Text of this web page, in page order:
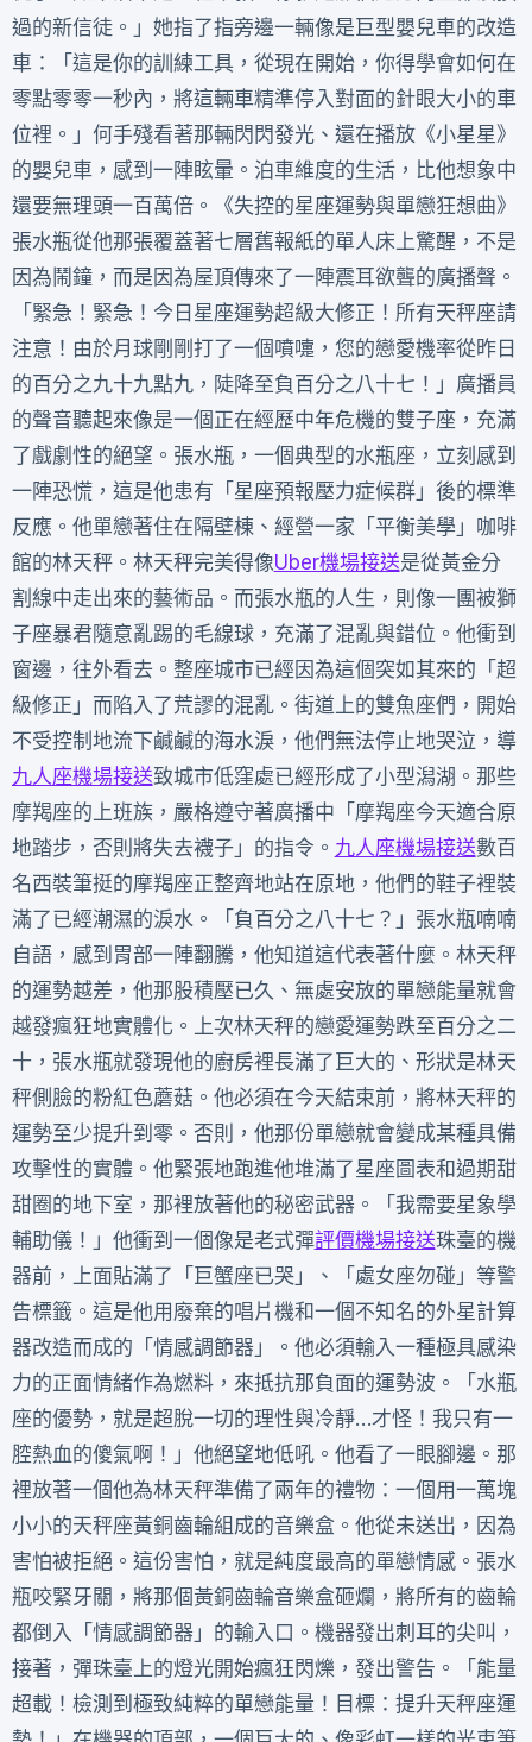
過的新信徒。」她指了指旁邊一輛像是巨型嬰兒車的改造
車：「這是你的訓練工具，從現在開始，你得學會如何在
零點零零一秒內，將這輛車精準停入對面的針眼大小的車
位裡。」何手殘看著那輛閃閃發光、還在播放《小星星》
的嬰兒車，感到一陣眩暈。泊車維度的生活，比他想象中
還要無理頭一百萬倍。《失控的星座運勢與單戀狂想曲》
張水瓶從他那張覆蓋著七層舊報紙的單人床上驚醒，不是
因為鬧鐘，而是因為屋頂傳來了一陣震耳欲聾的廣播聲。
「緊急！緊急！今日星座運勢超級大修正！所有天秤座請
注意！由於月球剛剛打了一個噴嚏，您的戀愛機率從昨日
的百分之九十九點九，陡降至負百分之八十七！」廣播員
的聲音聽起來像是一個正在經歷中年危機的雙子座，充滿
了戲劇性的絕望。張水瓶，一個典型的水瓶座，立刻感到
一陣恐慌，這是他患有「星座預報壓力症候群」後的標準
反應。他單戀著住在隔壁棟、經營一家「平衡美學」咖啡
館的林天秤。林天秤完美得像Uber機場接送是從黃金分
割線中走出來的藝術品。而張水瓶的人生，則像一團被獅
子座暴君隨意亂踢的毛線球，充滿了混亂與錯位。他衝到
窗邊，往外看去。整座城市已經因為這個突如其來的「超
級修正」而陷入了荒謬的混亂。街道上的雙魚座們，開始
不受控制地流下鹹鹹的海水淚，他們無法停止地哭泣，導
九人座機場接送致城市低窪處已經形成了小型潟湖。那些
摩羯座的上班族，嚴格遵守著廣播中「摩羯座今天適合原
地踏步，否則將失去襪子」的指令。 九人座機場接送數百
名西裝筆挺的摩羯座正整齊地站在原地，他們的鞋子裡裝
滿了已經潮濕的淚水。「負百分之八十七？」張水瓶喃喃
自語，感到胃部一陣翻騰，他知道這代表著什麼。林天秤
的運勢越差，他那股積壓已久、無處安放的單戀能量就會
越發瘋狂地實體化。上次林天秤的戀愛運勢跌至百分之二
十，張水瓶就發現他的廚房裡長滿了巨大的、形狀是林天
秤側臉的粉紅色蘑菇。他必須在今天結束前，將林天秤的
運勢至少提升到零。否則，他那份單戀就會變成某種具備
攻擊性的實體。他緊張地跑進他堆滿了星座圖表和過期甜
甜圈的地下室，那裡放著他的秘密武器。「我需要星象學
輔助儀！」他衝到一個像是老式彈評價機場接送珠臺的機
器前，上面貼滿了「巨蟹座已哭」、「處女座勿碰」等警
告標籤。這是他用廢棄的唱片機和一個不知名的外星計算
器改造而成的「情感調節器」。他必須輸入一種極具感染
力的正面情緒作為燃料，來抵抗那負面的運勢波。「水瓶
座的優勢，就是超脫一切的理性與冷靜…才怪！我只有一
腔熱血的傻氣啊！」他絕望地低吼。他看了一眼腳邊。那
裡放著一個他為林天秤準備了兩年的禮物：一個用一萬塊
小小的天秤座黃銅齒輪組成的音樂盒。他從未送出，因為
害怕被拒絕。這份害怕，就是純度最高的單戀情感。張水
瓶咬緊牙關，將那個黃銅齒輪音樂盒砸爛，將所有的齒輪
都倒入「情感調節器」的輸入口。機器發出刺耳的尖叫，
接著，彈珠臺上的燈光開始瘋狂閃爍，發出警告。「能量
超載！檢測到極致純粹的單戀能量！目標：提升天秤座運